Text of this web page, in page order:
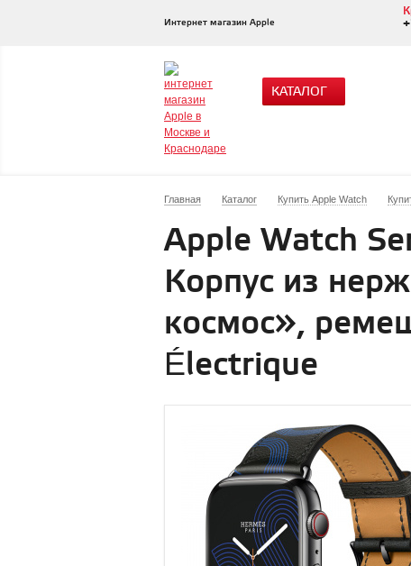
Интернет магазин Apple
КАТАЛОГ
Главная Каталог Купить Apple Watch
Apple Watch
Корпус из
космос»,
Électrique